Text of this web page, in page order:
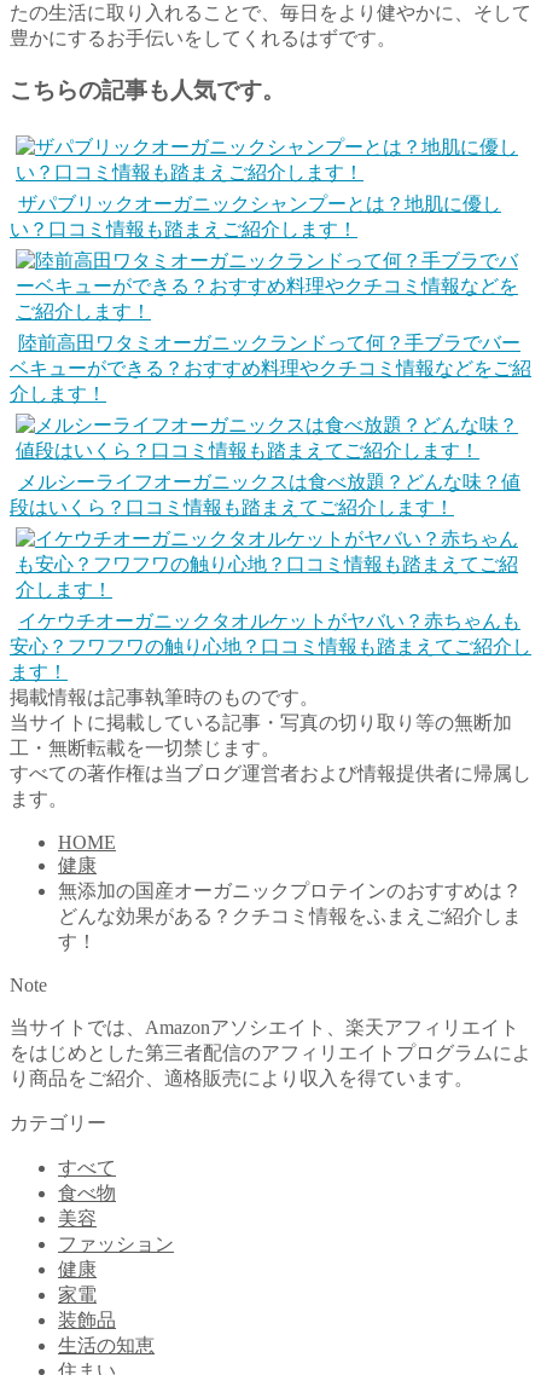
たの生活に取り入れることで、毎日をより健やかに、そして
豊かにするお手伝いをしてくれるはずです。
こちらの記事も人気です。
ザパブリックオーガニックシャンプーとは？地肌に優し
い？口コミ情報も踏まえご紹介します！
陸前高田ワタミオーガニックランドって何？手ブラでバー
ベキューができる？おすすめ料理やクチコミ情報などをご紹
介します！
メルシーライフオーガニックスは食べ放題？どんな味？値
段はいくら？口コミ情報も踏まえてご紹介します！
イケウチオーガニックタオルケットがヤバい？赤ちゃんも
安心？フワフワの触り心地？口コミ情報も踏まえてご紹介し
ます！
掲載情報は記事執筆時のものです。
当サイトに掲載している記事・写真の切り取り等の無断加
工・無断転載を一切禁じます。
すべての著作権は当ブログ運営者および情報提供者に帰属し
ます。
HOME
健康
無添加の国産オーガニックプロテインのおすすめは？
どんな効果がある？クチコミ情報をふまえご紹介しま
す！
Note
当サイトでは、Amazonアソシエイト、楽天アフィリエイト
をはじめとした第三者配信のアフィリエイトプログラムによ
り商品をご紹介、適格販売により収入を得ています。
カテゴリー
すべて
食べ物
美容
ファッション
健康
家電
装飾品
生活の知恵
住まい